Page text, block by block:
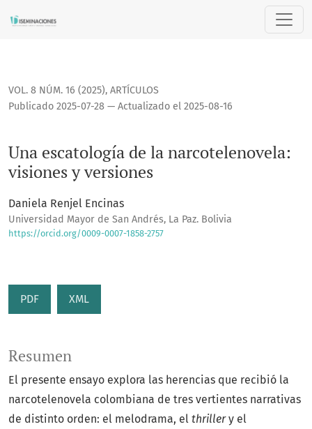
Una escatología de la narcotelenovela: visiones y versiones
VOL. 8 NÚM. 16 (2025), ARTÍCULOS
Una escatología de la narcotelenovela:
visiones y versiones
Publicado 2025-07-28 — Actualizado el 2025-08-16
Daniela Renjel Encinas
Universidad Mayor de San Andrés, La Paz. Bolivia
https://orcid.org/0009-0007-1858-2757
PDF XML
Resumen
El presente ensayo explora las herencias que recibió la
narcotelenovela colombiana de tres vertientes narrativas
de distinto orden: el melodrama, el thrillery el